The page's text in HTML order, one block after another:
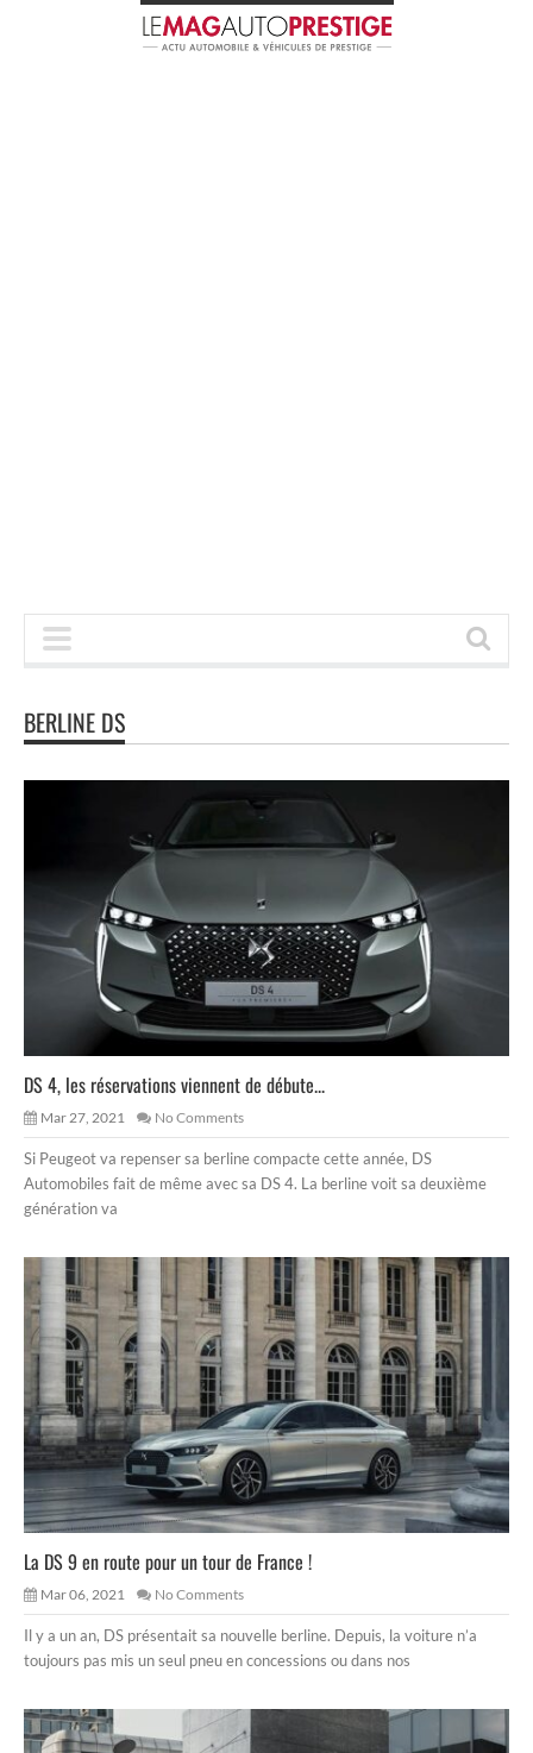
BERLINE DS
DS 4, les réservations viennent de débute...
Mar 27, 2021 No Comments
Si Peugeot va repenser sa berline compacte cette année, DS
Automobiles fait de même avec sa DS 4. La berline voit sa deuxième
génération va
La DS 9 en route pour un tour de France !
Mar 06, 2021 No Comments
Il y a un an, DS présentait sa nouvelle berline. Depuis, la voiture n’a
toujours pas mis un seul pneu en concessions ou dans nos